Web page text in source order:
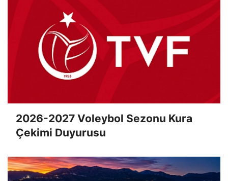
2026-2027 Voleybol Sezonu Kura
Çekimi Duyurusu